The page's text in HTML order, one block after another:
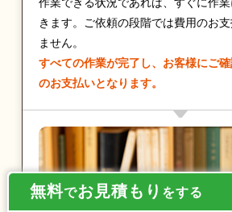
きます。ご依頼の段階では費用のお
ません。
すべての作業が完了し、お客様にご
のお支払いとなります。
無料でお見積もり をする